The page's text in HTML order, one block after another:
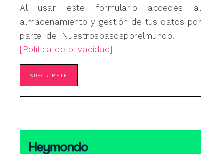
Al usar este formulario accedes al
almacenamiento y gestión de tus datos por
parte de Nuestrospasosporelmundo.
[Política de privacidad]